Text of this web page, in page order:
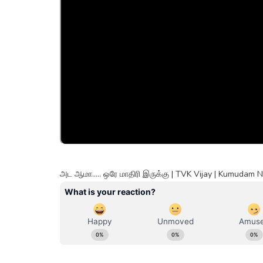
அட ஆமா..... ஒரே மாதிரி இருக்கு | TVK Vijay | Kumudam